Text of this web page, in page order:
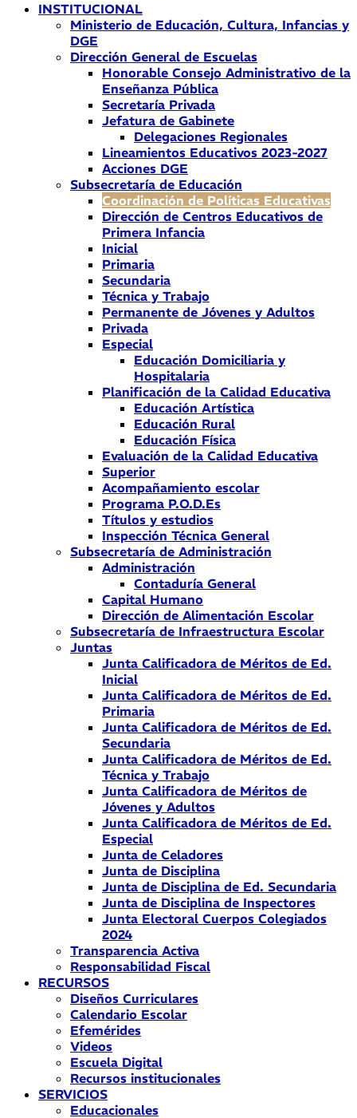
INSTITUCIONAL
Ministerio de Educación, Cultura, Infancias y
DGE
Dirección General de Escuelas
Honorable Consejo Administrativo de la
Enseñanza Pública
Secretaría Privada
Jefatura de Gabinete
Delegaciones Regionales
Lineamientos Educativos 2023-2027
Acciones DGE
Subsecretaría de Educación
Coordinación de Políticas Educativas
Dirección de Centros Educativos de
Primera Infancia
Inicial
Primaria
Secundaria
Técnica y Trabajo
Permanente de Jóvenes y Adultos
Privada
Especial
Educación Domiciliaria y
Hospitalaria
Planificación de la Calidad Educativa
Educación Artística
Educación Rural
Educación Física
Evaluación de la Calidad Educativa
Superior
Acompañamiento escolar
Programa P.O.D.Es
Títulos y estudios
Inspección Técnica General
Subsecretaría de Administración
Administración
Contaduría General
Capital Humano
Dirección de Alimentación Escolar
Subsecretaría de Infraestructura Escolar
Juntas
Junta Calificadora de Méritos de Ed.
Inicial
Junta Calificadora de Méritos de Ed.
Primaria
Junta Calificadora de Méritos de Ed.
Secundaria
Junta Calificadora de Méritos de Ed.
Técnica y Trabajo
Junta Calificadora de Méritos de
Jóvenes y Adultos
Junta Calificadora de Méritos de Ed.
Especial
Junta de Celadores
Junta de Disciplina
Junta de Disciplina de Ed. Secundaria
Junta de Disciplina de Inspectores
Junta Electoral Cuerpos Colegiados
2024
Transparencia Activa
Responsabilidad Fiscal
RECURSOS
Diseños Curriculares
Calendario Escolar
Efemérides
Videos
Escuela Digital
Recursos institucionales
SERVICIOS
Educacionales